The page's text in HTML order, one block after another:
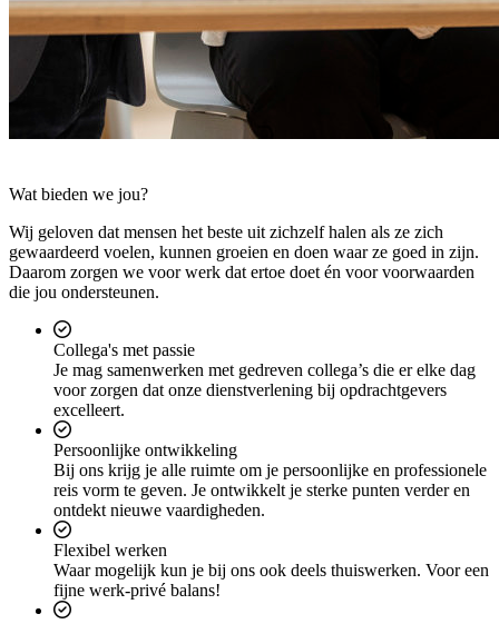
Wat bieden we jou?
Wij geloven dat mensen het beste uit zichzelf halen als ze zich
gewaardeerd voelen, kunnen groeien en doen waar ze goed in zijn.
Daarom zorgen we voor werk dat ertoe doet én voor voorwaarden
die jou ondersteunen.
Collega's met passie
Je mag samenwerken met gedreven collega’s die er elke dag
voor zorgen dat onze dienstverlening bij opdrachtgevers
excelleert.
Persoonlijke ontwikkeling
Bij ons krijg je alle ruimte om je persoonlijke en professionele
reis vorm te geven. Je ontwikkelt je sterke punten verder en
ontdekt nieuwe vaardigheden.
Flexibel werken
Waar mogelijk kun je bij ons ook deels thuiswerken. Voor een
fijne werk-privé balans!